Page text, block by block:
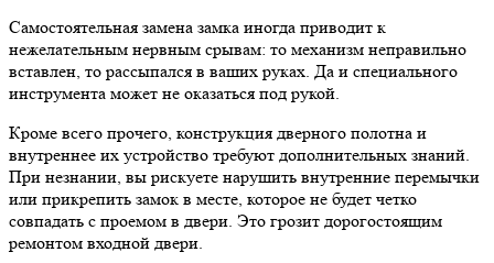
Самостоятельная замена замка иногда приводит к
нежелательным нервным срывам: то механизм неправильно
вставлен, то рассыпался в ваших руках. Да и специального
инструмента может не оказаться под рукой.
Кроме всего прочего, конструкция дверного полотна и
внутреннее их устройство требуют дополнительных знаний.
При незнании, вы рискуете нарушить внутренние перемычки
или прикрепить замок в месте, которое не будет четко
совпадать с проемом в двери. Это грозит дорогостоящим
ремонтом входной двери.